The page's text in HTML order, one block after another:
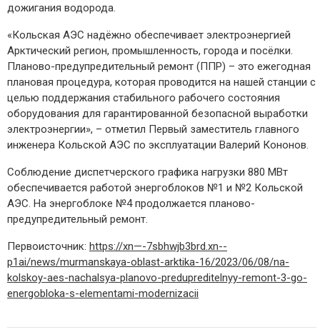
дожигания водорода.
«Кольская АЭС надёжно обеспечивает электроэнергией
Арктический регион, промышленность, города и посёлки.
Планово-предупредительный ремонт (ППР) – это ежегодная
плановая процедура, которая проводится на нашей станции с
целью поддержания стабильного рабочего состояния
оборудования для гарантированной безопасной выработки
электроэнергии», – отметил Первый заместитель главного
инженера Кольской АЭС по эксплуатации Валерий Кононов.
Соблюдение диспетчерского графика нагрузки 880 МВт
обеспечивается работой энергоблоков №1 и №2 Кольской
АЭС. На энергоблоке №4 продолжается планово-
предупредительный ремонт.
Первоисточник: https://xn—-7sbhwjb3brd.xn--
p1ai/news/murmanskaya-oblast-arktika-16/2023/06/08/na-
kolskoy-aes-nachalsya-planovo-predupreditelnyy-remont-3-go-
energobloka-s-elementami-modernizacii